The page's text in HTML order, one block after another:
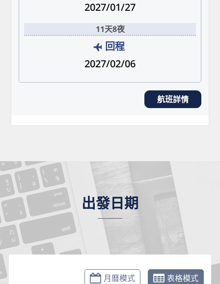
2027/01/27
11天8夜
回程
2027/02/06
航班詳情
出發日期
月曆模式
表格模式